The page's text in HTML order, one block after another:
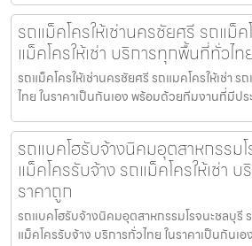
รถแม็คโครให้เช่านครชัยศรี รถแม็
แม็คโครให้เช่า บริการทุกพื้นที่ทั่วไ
รถแม็คโครให้เช่านครชัยศรี รถแมคโครให้เช่า
ไทย ในราคาเป็นกันเอง พร้อมด้วยทีมงานที่มีป
รถแบคโฮรับจ้างนิคมอุตสาหกรรม
แม็คโครรับจ้าง รถแม็คโครให้เช่า
ราคาถูก
รถแบคโฮรับจ้างนิคมอุตสาหกรรมโรจนะชลบุรี
แม็คโครรับจ้าง บริการทั่วไทย ในราคาเป็นกัน